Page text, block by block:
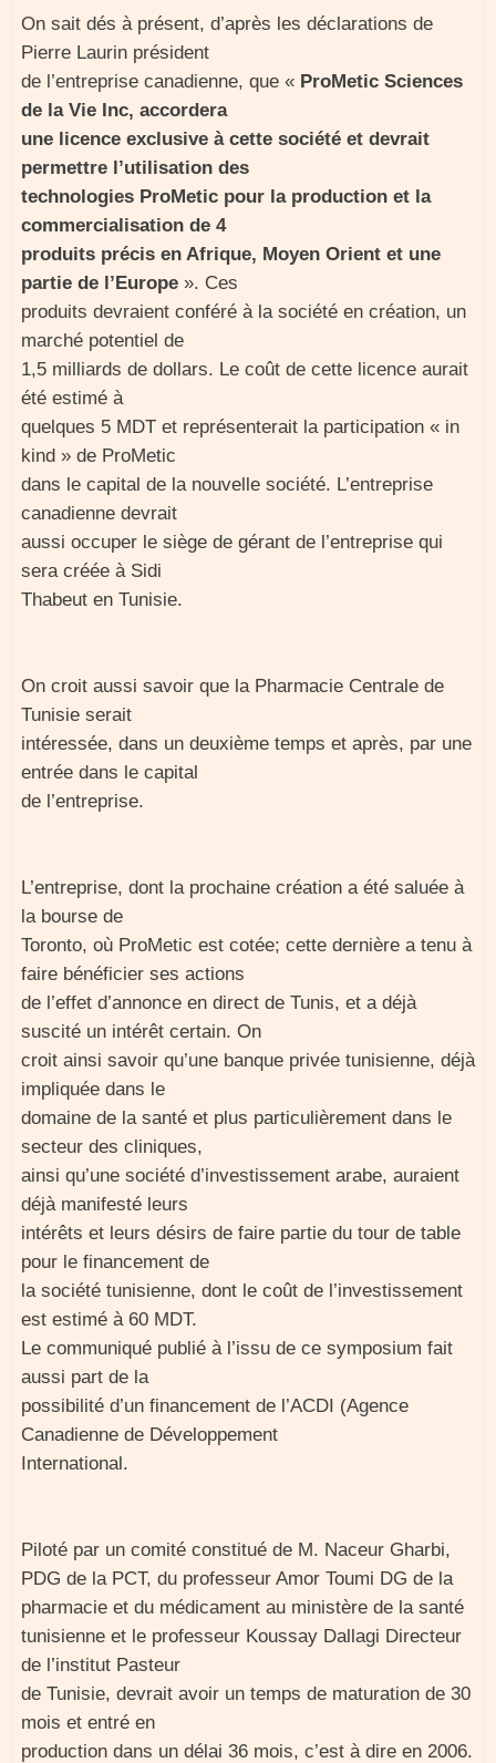
On sait dés à présent, d’après les déclarations de
Pierre Laurin président
de l’entreprise canadienne, que « ProMetic Sciences
de la Vie Inc, accordera
une licence exclusive à cette société et devrait
permettre l’utilisation des
technologies ProMetic pour la production et la
commercialisation de 4
produits précis en Afrique, Moyen Orient et une
partie de l’Europe ». Ces
produits devraient conféré à la société en création, un
marché potentiel de
1,5 milliards de dollars. Le coût de cette licence aurait
été estimé à
quelques 5 MDT et représenterait la participation « in
kind » de ProMetic
dans le capital de la nouvelle société. L’entreprise
canadienne devrait
aussi occuper le siège de gérant de l’entreprise qui
sera créée à Sidi
Thabeut en Tunisie.
On croit aussi savoir que la Pharmacie Centrale de
Tunisie serait
intéressée, dans un deuxième temps et après, par une
entrée dans le capital
de l’entreprise.
L’entreprise, dont la prochaine création a été saluée à
la bourse de
Toronto, où ProMetic est cotée; cette dernière a tenu à
faire bénéficier ses actions
de l’effet d’annonce en direct de Tunis, et a déjà
suscité un intérêt certain. On
croit ainsi savoir qu’une banque privée tunisienne, déjà
impliquée dans le
domaine de la santé et plus particulièrement dans le
secteur des cliniques,
ainsi qu’une société d’investissement arabe, auraient
déjà manifesté leurs
intérêts et leurs désirs de faire partie du tour de table
pour le financement de
la société tunisienne, dont le coût de l’investissement
est estimé à 60 MDT.
Le communiqué publié à l’issu de ce symposium fait
aussi part de la
possibilité d’un financement de l’ACDI (Agence
Canadienne de Développement
International.
Piloté par un comité constitué de M. Naceur Gharbi,
PDG de la PCT, du professeur Amor Toumi DG de la
pharmacie et du médicament au ministère de la santé
tunisienne et le professeur Koussay Dallagi Directeur
de l’institut Pasteur
de Tunisie, devrait avoir un temps de maturation de 30
mois et entré en
production dans un délai 36 mois, c’est à dire en 2006.